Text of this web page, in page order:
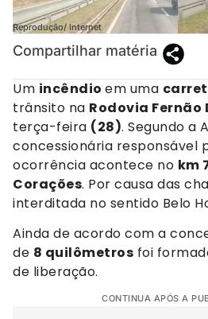
Reprodução/ Internet
Compartilhar matéria
Um incêndio em uma
trânsito na Rodovia Fernão
terça-feira (28). Segundo a
concessionária responsável
ocorrência acontece no km
Corações. Por causa das
interditada no sentido Belo
Ainda de acordo com a
de 8 quilômetros foi
de liberação.
CONTINUA APÓS A